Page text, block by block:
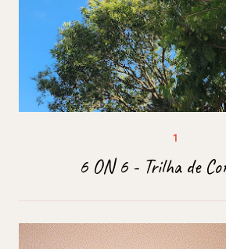
6 ON 6 - Trilha de